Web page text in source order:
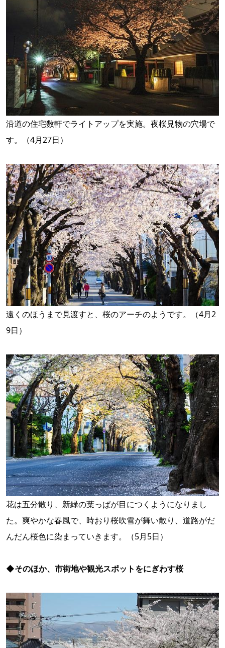
沿道の住宅数軒でライトアップを実施。夜桜見物の穴場で
す。（4月27日）
遠くのほうまで見渡すと、桜のアーチのようです。（4月2
9日）
花は五分散り、新緑の葉っぱが目につくようになりまし
た。爽やかな春風で、時おり桜吹雪が舞い散り、道路がだ
んだん桜色に染まっていきます。（5月5日）
◆そのほか、市街地や観光スポットをにぎわす桜